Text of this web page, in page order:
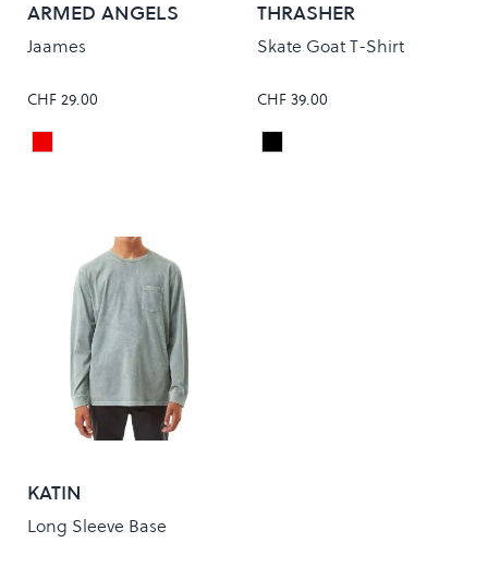
ARMED ANGELS
Jaames
CHF 29.00
Colour
Sable Red
THRASHER
Skate Goat T-Shirt
CHF 39.00
Colour
Black
KATIN
Long Sleeve Base